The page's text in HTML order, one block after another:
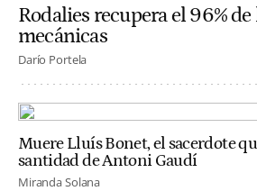
Rodalies recupera el 96% de
mecánicas
Darío Portela
Muere Lluís Bonet, el sacerdote
santidad de Antoni Gaudí
Miranda Solana